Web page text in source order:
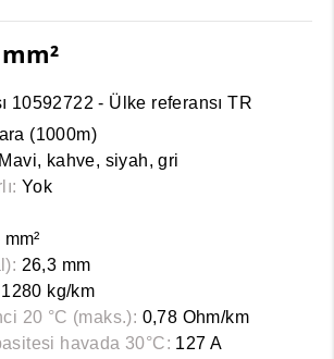
10592722 - Ülke referansı TR
(1000m)
Mavi, kahve, siyah, gri
Yok
26,3 mm
1280 kg/km
20 °C (maks.): 0,78 Ohm/km
havada 30°C: 127 A